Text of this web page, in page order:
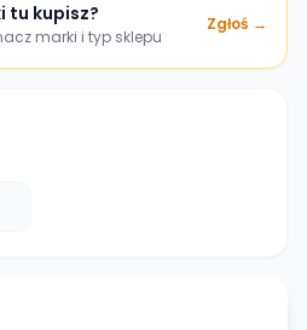
tu kupisz?
marki i typ sklepu
Zgłoś →